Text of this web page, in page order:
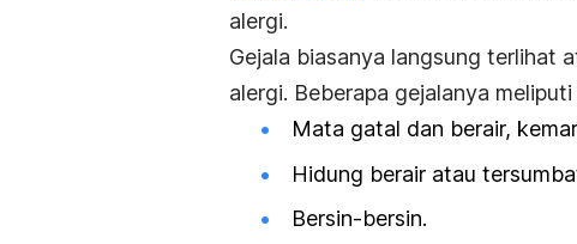
alergi.
Gejala biasanya langsung terlihat
alergi. Beberapa gejalanya
Mata gatal dan berair,
Hidung berair atau
Bersin-bersin.